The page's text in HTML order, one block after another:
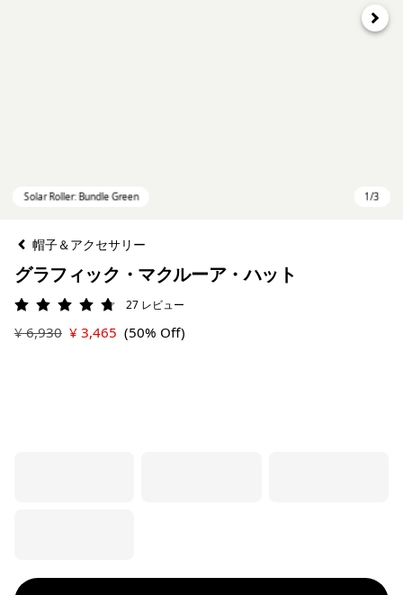
次へ
帽子＆アクセサリー
グラフィック・マクルーア・ハット
評価: 4.7 / 5
27 レビュー
¥ 6,930 ¥ 3,465 (50% Off)